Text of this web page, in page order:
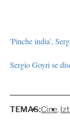
'Pinche india',
Sergio Goyri se
TEMAS:Cine